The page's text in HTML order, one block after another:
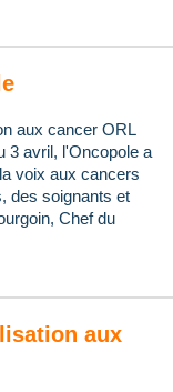
aux cancer ORL
3 avril, l'Oncopole a
voix aux cancers
des soignants et
Chef du
aux